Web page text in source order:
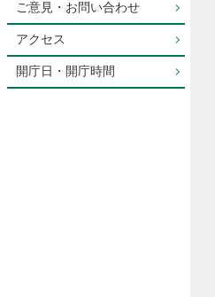
ご意見・お問い合わせ
アクセス
開庁日・開庁時間